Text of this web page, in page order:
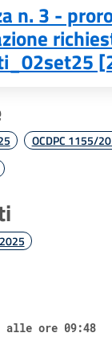
n. 3 -
OCDPC 1155/
alle ore 09:48